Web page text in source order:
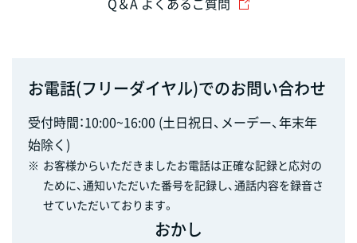
お電話(フリーダイヤル)でのお問い合わせ
受付時間：10:00~16:00 (土日祝日、メーデー、年末年
始除く)
※ お客様からいただきましたお電話は正確な記録と応対の
ために、通知いただいた番号を記録し、通話内容を録音さ
せていただいております。
おかし